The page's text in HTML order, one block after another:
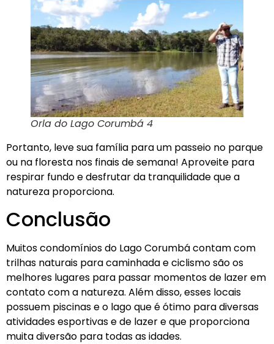
Orla do Lago Corumbá 4
Portanto, leve sua família para um passeio no parque
ou na floresta nos finais de semana! Aproveite para
respirar fundo e desfrutar da tranquilidade que a
natureza proporciona.
Conclusão
Muitos condomínios do Lago Corumbá contam com
trilhas naturais para caminhada e ciclismo são os
melhores lugares para passar momentos de lazer em
contato com a natureza. Além disso, esses locais
possuem piscinas e o lago que é ótimo para diversas
atividades esportivas e de lazer e que proporciona
muita diversão para todas as idades.